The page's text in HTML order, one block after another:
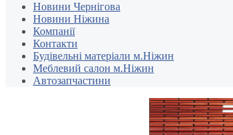
Новини Чернігова
Новини Ніжина
Компанії
Контакти
Будівельні матеріали м.Ніжин
Меблевий салон м.Ніжин
Автозапчастини